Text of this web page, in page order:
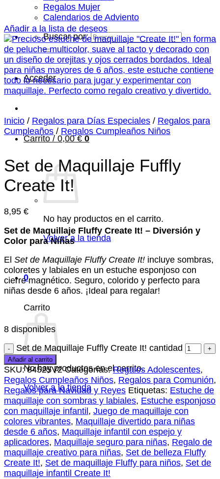
Regalos Mujer
Calendarios de Adviento
Buscar por:
Acceder
Carrito / 0,00€ 0
No hay productos en el carrito.
Volver a la tienda
0
Carrito
No hay productos en el carrito.
Volver a la tienda
Añadir a la lista de deseos
Inicio / Regalos para Días Especiales / Regalos para
Cumpleaños / Regalos Cumpleaños Niños
Set de Maquillaje Fuffly
Create It!
8,95 €
Set de Maquillaje Fluffy Create It! – Diversión y
Color para Niñas
El Set de Maquillaje Fluffy Create It! incluye sombras,
coloretes y labiales en un estuche esponjoso con
cierre magnético. Seguro, colorido y perfecto para
niñas desde 6 años. ¡Ideal para regalar!
8 disponibles
Set de Maquillaje Fuffly Create It! cantidad
Añadir al carrito
SKU:84525V2 Categorías:Regalos Adolescentes,
Regalos Cumpleaños Niños, Regalos para Comunión,
Regalos para Navidad y Reyes Etiquetas: Estuche de
maquillaje con sombras y labiales, Estuche esponjoso
con maquillaje infantil , Juego de maquillaje con
colores vibrantes, Maquillaje divertido para niñas
desde 6 años, Maquillaje infantil con espejo y
aplicadores, Maquillaje seguro para niñas, Regalo de
maquillaje creativo para niñas, Set de belleza Fluffy
Create It!, Set de maquillaje Fluffy para niños, Set de
maquillaje infantil Create It!